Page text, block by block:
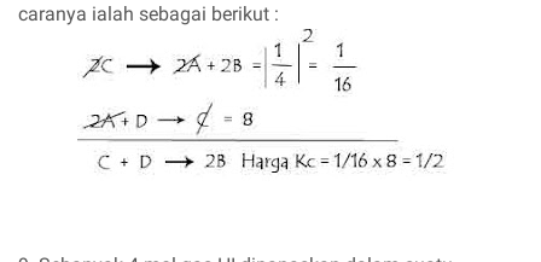
caranya ialah sebagai berikut :